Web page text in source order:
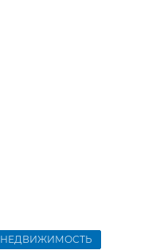
НЕДВИЖИМОСТЬ